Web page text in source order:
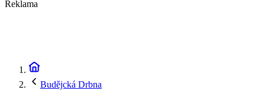
Reklama
Budějcká Drbna